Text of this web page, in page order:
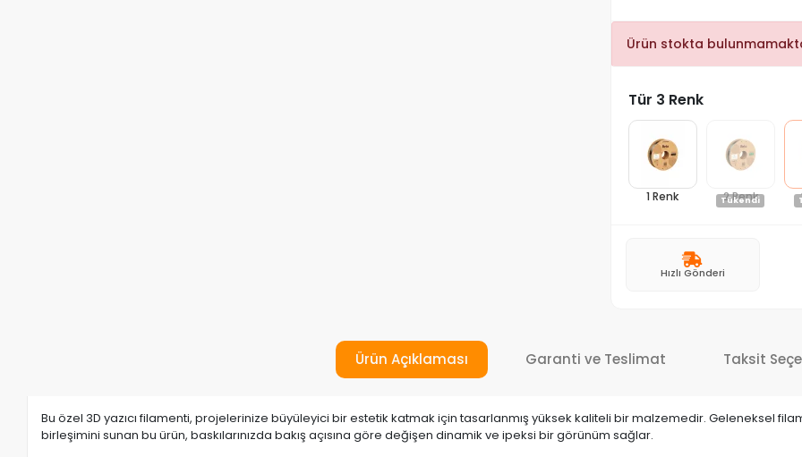
Ürün stokta
Tür 3 Renk
1 Renk 2 Renk
Tükendi
Hızlı Gönderi
Ürün Açıklaması Garanti ve Teslimat Taksit
Bu özel 3D yazıcı filamenti, projelerinize büyüleyici bir estetik katmak için tasarlanmış yüksek kaliteli bir malzemedir. Geleneksel
birleşimini sunan bu ürün, baskılarınızda bakış açısına göre değişen dinamik ve ipeksi bir görünüm sağlar.